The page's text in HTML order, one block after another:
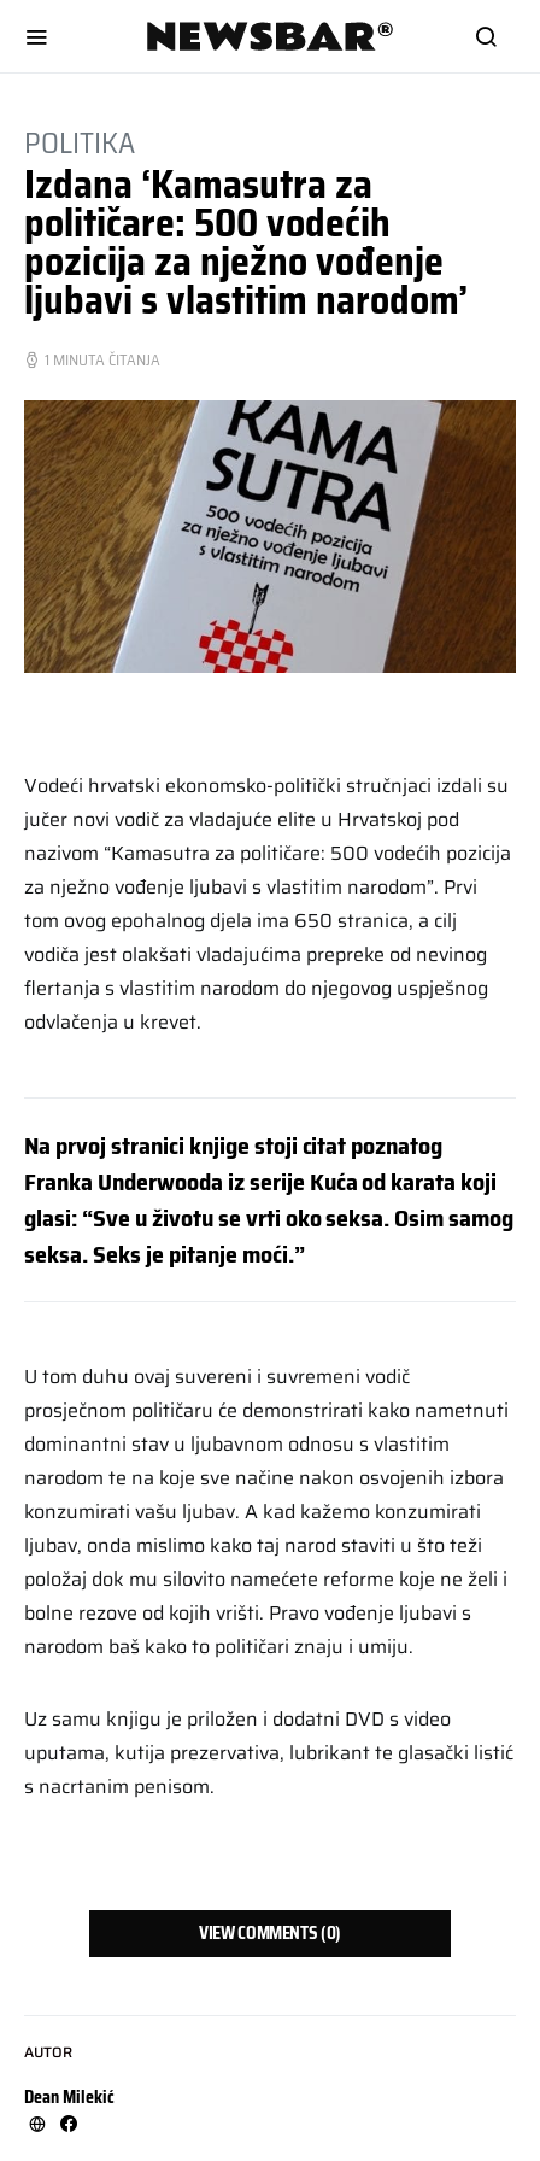
POLITIKA
Izdana ‘Kamasutra za
političare: 500 vodećih
pozicija za nježno vođenje
ljubavi s vlastitim narodom’
1 MINUTA ČITANJA
AUTOR
Dean Milekić
Vodeći hrvatski ekonomsko-politički stručnjaci izdali su
jučer novi vodič za vladajuće elite u Hrvatskoj pod
nazivom “Kamasutra za političare: 500 vodećih pozicija
za nježno vođenje ljubavi s vlastitim narodom”. Prvi
tom ovog epohalnog djela ima 650 stranica, a cilj
vodiča jest olakšati vladajućima prepreke od nevinog
flertanja s vlastitim narodom do njegovog uspješnog
odvlačenja u krevet.
Na prvoj stranici knjige stoji citat poznatog
Franka Underwooda iz serije Kuća od karata koji
glasi: “Sve u životu se vrti oko seksa. Osim samog
seksa. Seks je pitanje moći.”
U tom duhu ovaj suvereni i suvremeni vodič
prosječnom političaru će demonstrirati kako nametnuti
dominantni stav u ljubavnom odnosu s vlastitim
narodom te na koje sve načine nakon osvojenih izbora
konzumirati vašu ljubav. A kad kažemo konzumirati
ljubav, onda mislimo kako taj narod staviti u što teži
položaj dok mu silovito namećete reforme koje ne želi i
bolne rezove od kojih vrišti. Pravo vođenje ljubavi s
narodom baš kako to političari znaju i umiju.
Uz samu knjigu je priložen i dodatni DVD s video
uputama, kutija prezervativa, lubrikant te glasački listić
s nacrtanim penisom.
VIEW COMMENTS (0)